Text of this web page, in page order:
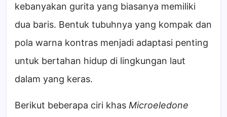
kebanyakan gurita yang biasanya memiliki
dua baris. Bentuk tubuhnya yang kompak dan
pola warna kontras menjadi adaptasi penting
untuk bertahan hidup di lingkungan laut
dalam yang keras.
Berikut beberapa ciri khas Microeledone